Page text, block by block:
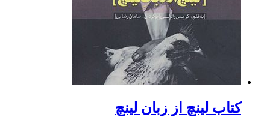
کتاب لینچ از زبان لینچ